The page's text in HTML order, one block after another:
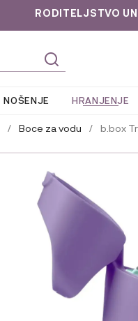
RODITELJSTVO
NOŠENJE HRANJENJE
/ Boce za vodu / b.box